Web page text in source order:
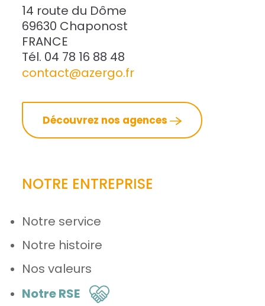
14 route du Dôme
69630 Chaponost
FRANCE
Tél. 04 78 16 88 48
contact@azergo.fr
Découvrez nos agences
NOTRE ENTREPRISE
Notre service
Notre histoire
Nos valeurs
Notre RSE